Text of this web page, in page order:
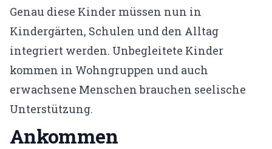
Genau diese Kinder müssen nun in
Kindergärten, Schulen und den Alltag
integriert werden. Unbegleitete Kinder
kommen in Wohngruppen und auch
erwachsene Menschen brauchen seelische
Unterstützung.
Ankommen